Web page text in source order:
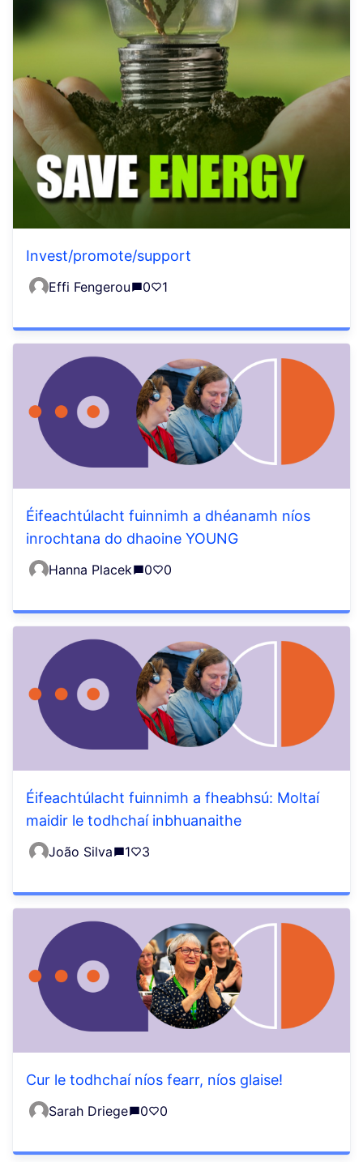
Invest/promote/support
Effi Fengerou 0 1
Éifeachtúlacht fuinnimh a dhéanamh níos
inrochtana do dhaoine YOUNG
Hanna Placek 0 0
Éifeachtúlacht fuinnimh a fheabhsú: Moltaí
maidir le todhchaí inbhuanaithe
João Silva 1 3
Cur le todhchaí níos fearr, níos glaise!
Sarah Driege 0 0